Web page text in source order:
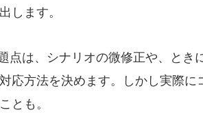
します。
点は、シナリオの微修正や、とき
応方法を決めます。しかし実際
とも。